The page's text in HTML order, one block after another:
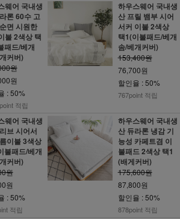
웨어 국내생
론 60수 고
면 시원한
불 2색상 택
패드/베개
커버)
원
원
: 50%
적립
하우스웨어 국내생
산 프릴 뱀부 시어
서커 이불 2색상
택1(이불패드/베개
솜/베개커버)
153,400원
76,700원
할인율 : 50%
767point 적립
웨어 국내생
브 시어서
이불 3색상
불패드/베개
커버)
원
원
: 50%
적립
하우스웨어 국내생
산 듀라론 냉감 기
능성 카페트겸 이
불패드 2색상 택1
(배게커버)
175,600원
87,800원
할인율 : 50%
878point 적립